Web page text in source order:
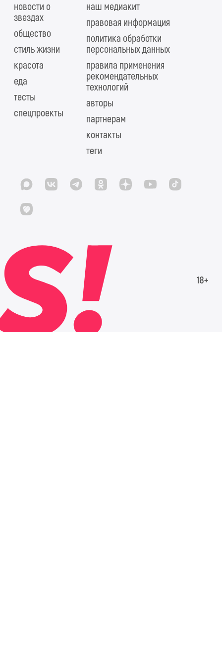
новости о
звездах
общество
стиль жизни
красота
еда
тесты
спецпроекты
наш медиакит
правовая информация
политика обработки
персональных данных
правила применения
рекомендательных
технологий
авторы
партнерам
контакты
теги